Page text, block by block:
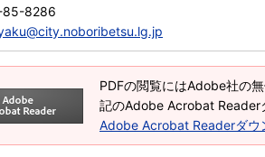
8286
PDFの閲覧にはAdobe社の
記のAdobe Acrobat Reader
Adobe Acrobat Readerダウ